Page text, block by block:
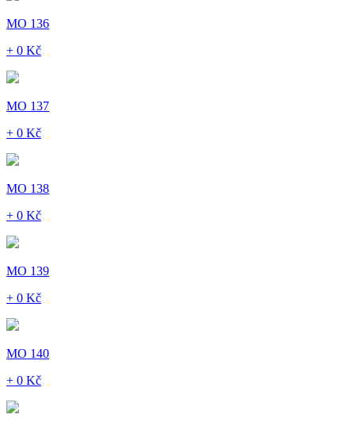
MO 136
+ 0 Kč
MO 137
+ 0 Kč
MO 138
+ 0 Kč
MO 139
+ 0 Kč
MO 140
+ 0 Kč